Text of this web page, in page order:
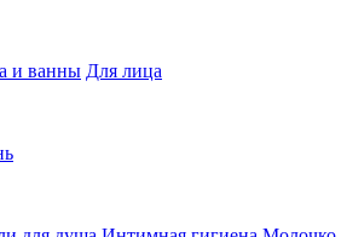
и ванны Для лица